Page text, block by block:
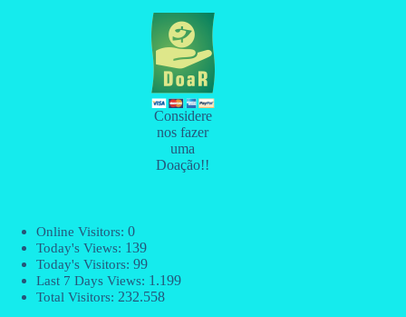
Considere
nos fazer
uma
Doação!!
Online Visitors: 0
Today's Views: 139
Today's Visitors: 99
Last 7 Days Views: 1.199
Total Visitors: 232.558